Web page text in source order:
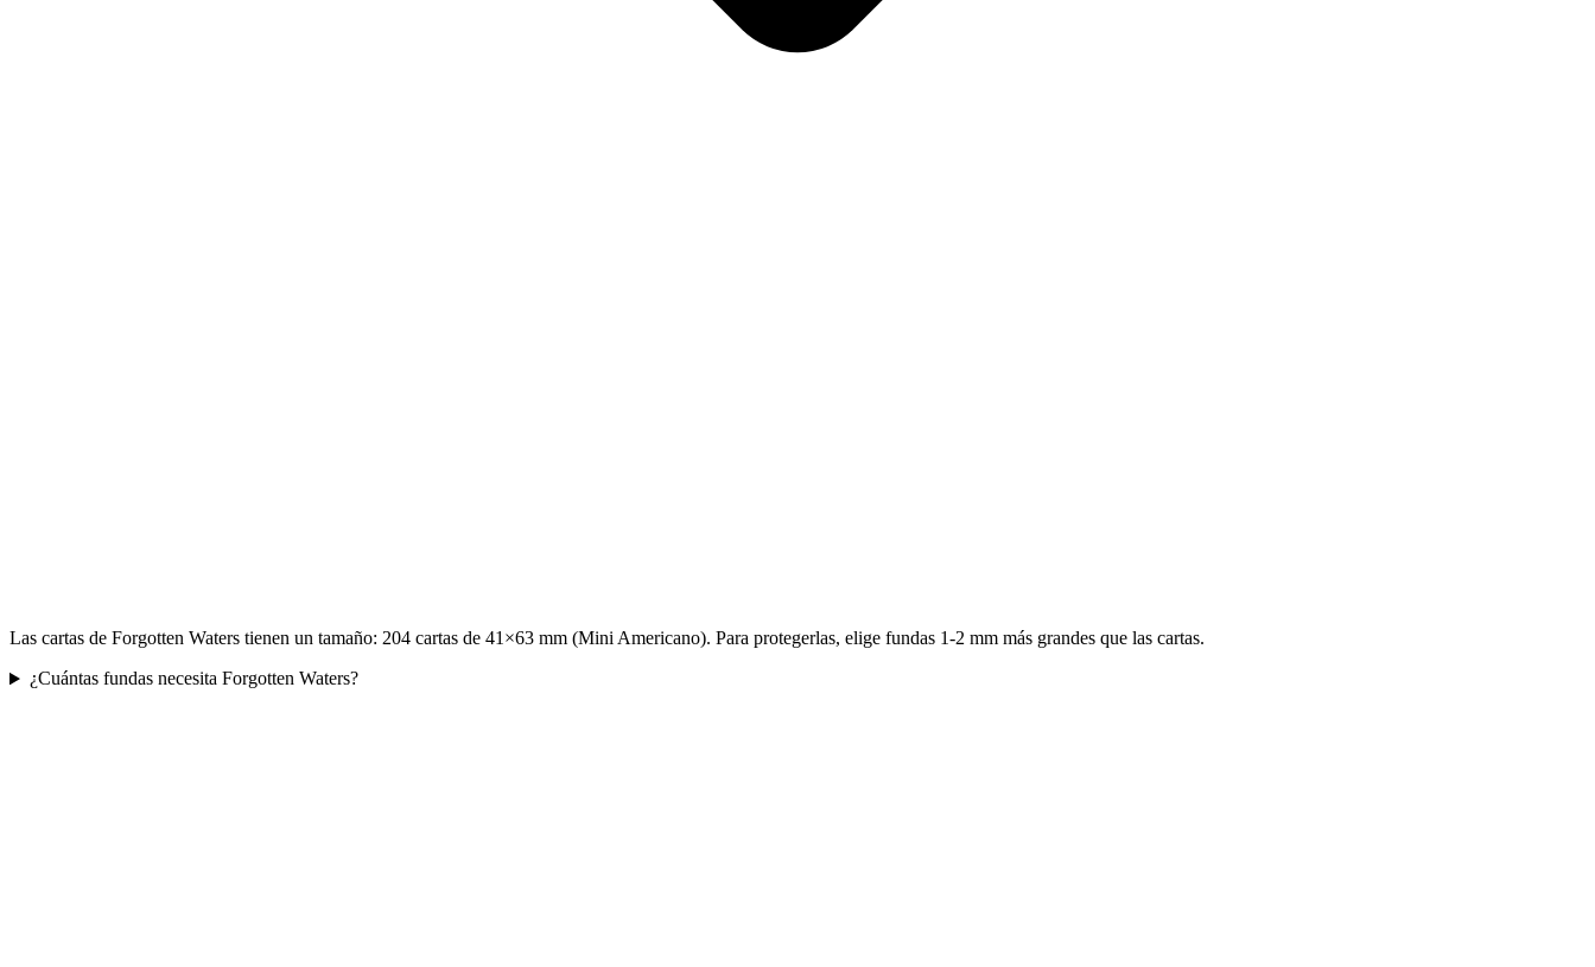
Las cartas de Forgotten Waters tienen un tamaño: 204 cartas de 41×63 mm (Mini Americano). Para protegerlas, elige fundas 1-2 mm más grandes que las cartas.
¿Cuántas fundas necesita Forgotten Waters?